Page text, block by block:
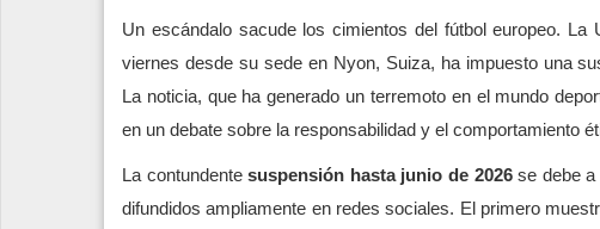
Un escándalo sacude los cimientos del fútbol europeo.
viernes desde su sede en Nyon, Suiza, ha impuesto una
La noticia, que ha generado un terremoto en el mundo
en un debate sobre la responsabilidad y el comportamiento
La contundentesuspensión hasta junio de 2026se debe a
difundidos ampliamente en redes sociales. El primero